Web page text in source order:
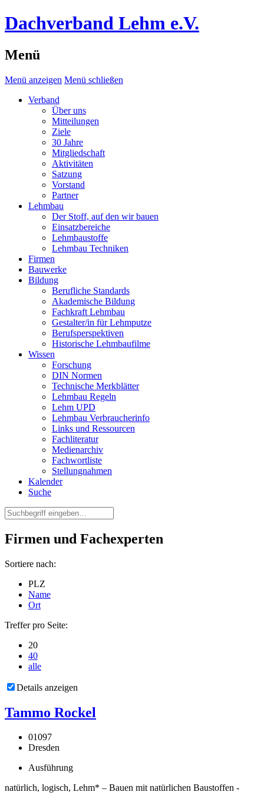
Dachverband Lehm e.V.
Menü
Menü anzeigen Menü schließen
Verband
Über uns
Mitteilungen
Ziele
30 Jahre
Mitgliedschaft
Aktivitäten
Satzung
Vorstand
Partner
Lehmbau
Der Stoff, auf den wir bauen
Einsatzbereiche
Lehmbaustoffe
Lehmbau Techniken
Firmen
Bauwerke
Bildung
Berufliche Standards
Akademische Bildung
Fachkraft Lehmbau
Gestalter/in für Lehmputze
Berufsperspektiven
Historische Lehmbaufilme
Wissen
Forschung
DIN Normen
Technische Merkblätter
Lehmbau Regeln
Lehm UPD
Lehmbau Verbraucherinfo
Links und Ressourcen
Fachliteratur
Medienarchiv
Fachwortliste
Stellungnahmen
Kalender
Suche
Firmen und Fachexperten
Sortiere nach:
PLZ
Name
Ort
Treffer pro Seite:
20
40
alle
Details anzeigen
Tammo Rockel
01097
Dresden
Ausführung
natürlich, logisch, Lehm* – Bauen mit natürlichen Baustoffen -